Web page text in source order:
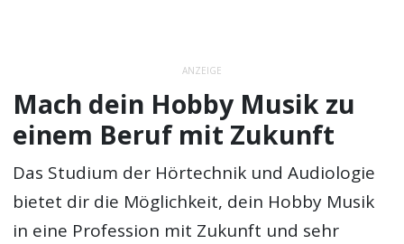
ANZEIGE
Mach dein Hobby Musik zu
einem Beruf mit Zukunft
Das Studium der Hörtechnik und Audiologie
bietet dir die Möglichkeit, dein Hobby Musik
in eine Profession mit Zukunft und sehr